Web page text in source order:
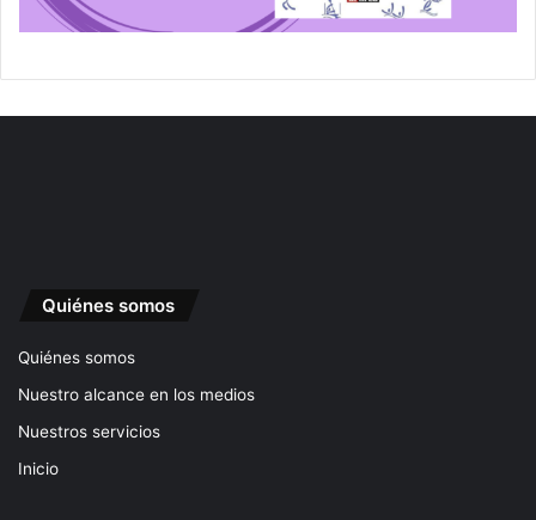
Quiénes somos
Quiénes somos
Nuestro alcance en los medios
Nuestros servicios
Inicio